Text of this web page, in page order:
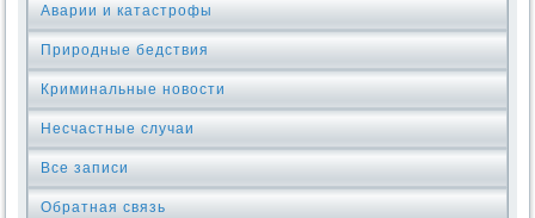
Аварии и катастрофы
Природные бедствия
Криминальные новοсти
Несчастные случаи
Все записи
Обратная связь